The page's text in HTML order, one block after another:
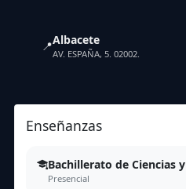
📍Albacete
AV. ESPAÑA, 5. 02002.
Enseñanzas
Bachillerato de Ciencias
Presencial